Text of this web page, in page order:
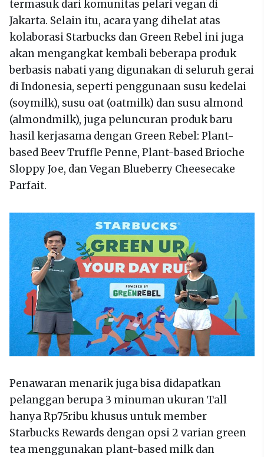
termasuk dari komunitas pelari vegan di
Jakarta. Selain itu, acara yang dihelat atas
kolaborasi Starbucks dan Green Rebel ini juga
akan mengangkat kembali beberapa produk
berbasis nabati yang digunakan di seluruh gerai
di Indonesia, seperti penggunaan susu kedelai
(soymilk), susu oat (oatmilk) dan susu almond
(almondmilk), juga peluncuran produk baru
hasil kerjasama dengan Green Rebel: Plant-
based Beev Truffle Penne, Plant-based Brioche
Sloppy Joe, dan Vegan Blueberry Cheesecake
Parfait.
Penawaran menarik juga bisa didapatkan
pelanggan berupa 3 minuman ukuran Tall
hanya Rp75ribu khusus untuk member
Starbucks Rewards dengan opsi 2 varian green
tea menggunakan plant-based milk dan